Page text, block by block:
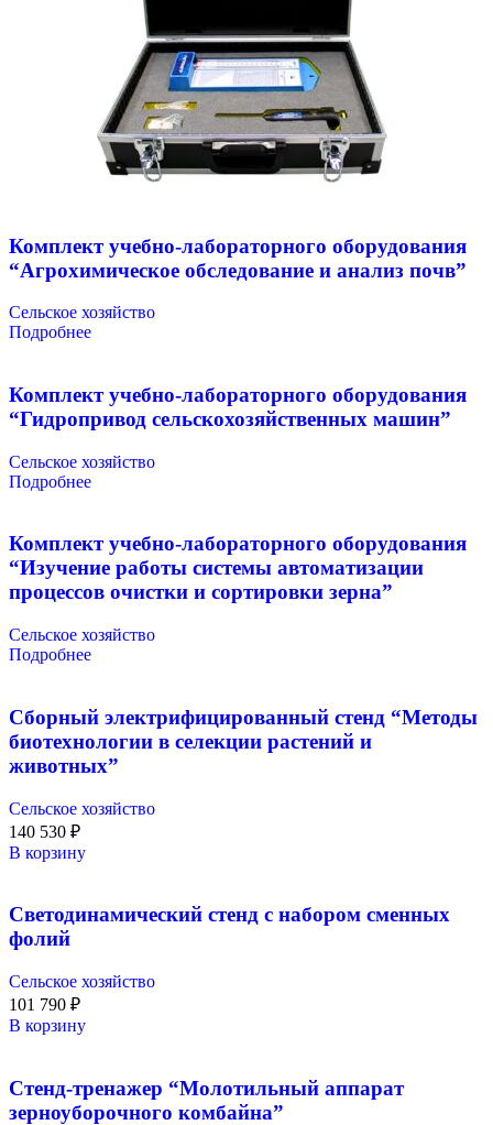
Комплект учебно-лабораторного оборудования
“Агрохимическое обследование и анализ почв”
Сельское хозяйство
Подробнее
Комплект учебно-лабораторного оборудования
“Гидропривод сельскохозяйственных машин”
Сельское хозяйство
Подробнее
Комплект учебно-лабораторного оборудования
“Изучение работы системы автоматизации
процессов очистки и сортировки зерна”
Сельское хозяйство
Подробнее
Сборный электрифицированный стенд “Методы
биотехнологии в селекции растений и
животных”
Сельское хозяйство
140 530 ₽
В корзину
Светодинамический стенд с набором сменных
фолий
Сельское хозяйство
101 790 ₽
В корзину
Стенд-тренажер “Молотильный аппарат
зерноуборочного комбайна”